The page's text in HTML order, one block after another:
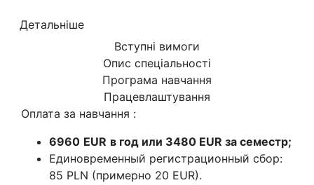
Детальніше
Вступні вимоги
Опис спеціальності
Програма навчання
Працевлаштування
Оплата за навчання :
6960 EUR в год или 3480 EUR за семестр;
Единовременный регистрационный сбор:
85 PLN (примерно 20 EUR).